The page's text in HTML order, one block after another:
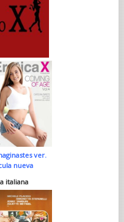
ver.
nueva
italiana